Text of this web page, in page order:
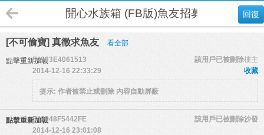
回復
開心水族箱 (FB版)魚友招募
[不可偷寶] 真徵求魚友 看全部
點擊重新加載 樓主
54903E4061513
該用戶已被刪除
收藏
2014-12-16 22:33:29
提示: 作者被禁止或刪除 內容自動屏蔽
點擊重新加載 沙發
549048F5442FE
該用戶已被刪除
2014-12-16 23:01:08